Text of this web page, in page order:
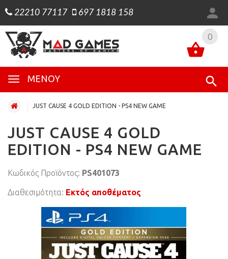
22210 77117 697 1818 158
0
ΜΕΝΟΎ
0
JUST CAUSE 4 GOLD EDITION - PS4 NEW GAME
JUST CAUSE 4 GOLD
EDITION - PS4 NEW GAME
Κωδικός Προϊόντος: PS401073
Διαθεσιμότητα: Εκτός αποθέματος